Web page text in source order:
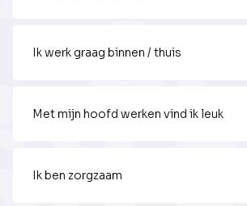
Ik werk graag binnen / thuis
Met mijn hoofd werken vind ik leuk
Ik ben zorgzaam